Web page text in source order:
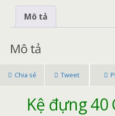
Mô tả
Mô tả
Chia sẻ Tweet
Kệ đựng 40